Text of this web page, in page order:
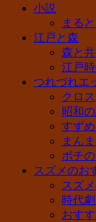
小説
まる
江戸と森
森と
江戸
つれづれエ
クロ
昭和
すず
まん
ポチ
スズメのお
スズ
時代
おす